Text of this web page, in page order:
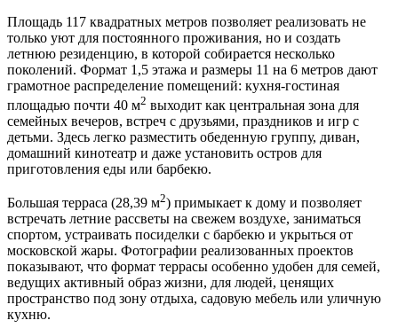
Площадь 117 квадратных метров позволяет реализовать не
только уют для постоянного проживания, но и создать
летнюю резиденцию, в которой собирается несколько
поколений. Формат 1,5 этажа и размеры 11 на 6 метров дают
грамотное распределение помещений: кухня-гостиная
площадью почти 40 м2 выходит как центральная зона для
семейных вечеров, встреч с друзьями, праздников и игр с
детьми. Здесь легко разместить обеденную группу, диван,
домашний кинотеатр и даже установить остров для
приготовления еды или барбекю.
Большая терраса (28,39 м2) примыкает к дому и позволяет
встречать летние рассветы на свежем воздухе, заниматься
спортом, устраивать посиделки с барбекю и укрыться от
московской жары. Фотографии реализованных проектов
показывают, что формат террасы особенно удобен для семей,
ведущих активный образ жизни, для людей, ценящих
пространство под зону отдыха, садовую мебель или уличную
кухню.